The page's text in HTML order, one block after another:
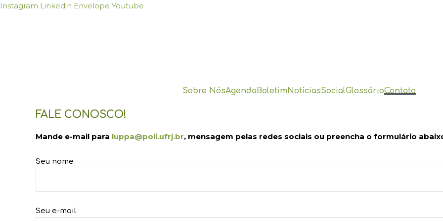
Ir
Instagram Linkedin Envelope Youtube
Sobre NósAgenda Boletim NotíciasSocialGlossárioContato
FALE CONOSCO!
Mande e-mail para luppa@poli.ufrj.br, mensagem pelas redes sociais ou preencha o formulário
Seu nome
Seu e-mail